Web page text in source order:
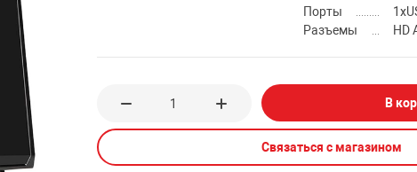
Порты
Разъемы
HD
В
Связаться с магазином